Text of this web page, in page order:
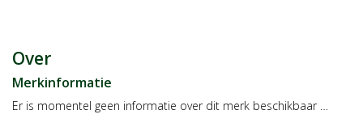
Over
Merkinformatie
Er is momentel geen informatie over dit merk beschikbaar …